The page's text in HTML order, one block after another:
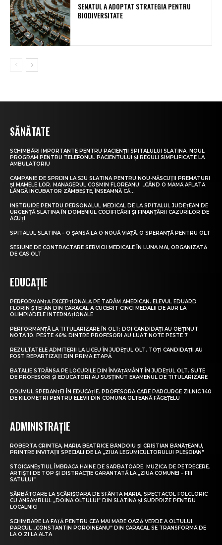
SENATUL A ADOPTAT STRATEGIA PENTRU
BIODIVERSITATE
SĂNĂTATE
SCHIMBĂRI IMPORTANTE PENTRU PACIENȚII SPITALULUI SLATINA. NOUL
PROGRAM PENTRU TELEFONUL PACIENTULUI ȘI REGULI SIMPLIFICATE LA
AMBULATORIU
CAMPANIE DE SPRIJIN LA SJU SLATINA PENTRU NOU-NĂSCUȚII PREMATURI
ȘI MAMELE LOR. MANAGERUL COSMIN FLOREANU: „CÂND O MAMĂ AFLATĂ
LÂNGĂ INCUBATOR ZÂMBEȘTE, ÎNSEAMNĂ CĂ...
INSTRUIRE PENTRU PERSONALUL MEDICAL DE LA SPITALUL JUDEȚEAN DE
URGENȚĂ SLATINA ÎN DOMENIUL CODIFICĂRII ȘI FINANȚĂRII CAZURILOR DE
ACUȚI
SPITALUL SLATINA – O ȘANSĂ LA O NOUĂ VIAȚĂ, O SPERANȚĂ PENTRU OLT
SESIUNE DE CONTRACTARE SERVICII MEDICALE ÎN LUNA MAI, ORGANIZATĂ
DE CAS OLT
EDUCAȚIE
PERFORMANȚĂ EXCEPȚIONALĂ PE TĂRÂM AMERICAN. ELEVUL EDUARD
FLORIN ȘTEFAN DIN CARACAL A CUCERIT CINCI MEDALII DE AUR LA
OLIMPIADELE INTERNAȚIONALE
PERFORMANȚĂ LA TITULARIZARE ÎN OLT: DOI CANDIDAȚI AU OBȚINUT
NOTA 10. PESTE 46% DINTRE PROFESORI AU LUAT NOTE PESTE 7
REZULTATELE ADMITERII LA LICEU ÎN JUDEȚUL OLT. TOȚI CANDIDAȚII AU
FOST REPARTIZAȚI DIN PRIMA ETAPĂ
BĂTĂLIE STRÂNSĂ PE LOCURILE DIN ÎNVĂȚĂMÂNT ÎN JUDEȚUL OLT. SUTE
DE PROFESORI ȘI EDUCATORI AU SUSȚINUT EXAMENUL DE TITULARIZARE
DRUMUL SPERANȚEI ÎN EDUCAȚIE. PROFESORA CARE PARCURGE ZILNIC 140
DE KILOMETRI PENTRU ELEVII DIN COMUNA OLTEANĂ FĂGEȚELU
ADMINISTRAȚIE
ROBERTA CRINTEA, MARIA BEATRICE BĂNDOIU ȘI CRISTIAN BĂNĂȚEANU,
PRINTRE INVITAȚII SPECIALI DE LA „ZIUA LEGUMICULTORULUI PLEȘOIAN”
STOICĂNEȘTIUL ÎMBRACĂ HAINE DE SĂRBĂTOARE. MUZICĂ DE PETRECERE,
ARTIȘTI DE TOP ȘI DISTRACȚIE GARANTATĂ LA „ZIUA COMUNEI – FIII
SATULUI”
SĂRBĂTOARE LA SCĂRIȘOARA DE SFÂNTA MARIA. SPECTACOL FOLCLORIC
CU ANSAMBLUL „DOINA OLTULUI” DIN SLATINA ȘI SURPRIZE PENTRU
LOCALNICI
SCHIMBARE LA FAȚĂ PENTRU CEA MAI MARE OAZĂ VERDE A OLTULUI.
PARCUL „CONSTANTIN POROINEANU” DIN CARACAL SE TRANSFORMĂ DE
LA O ZI LA ALTA